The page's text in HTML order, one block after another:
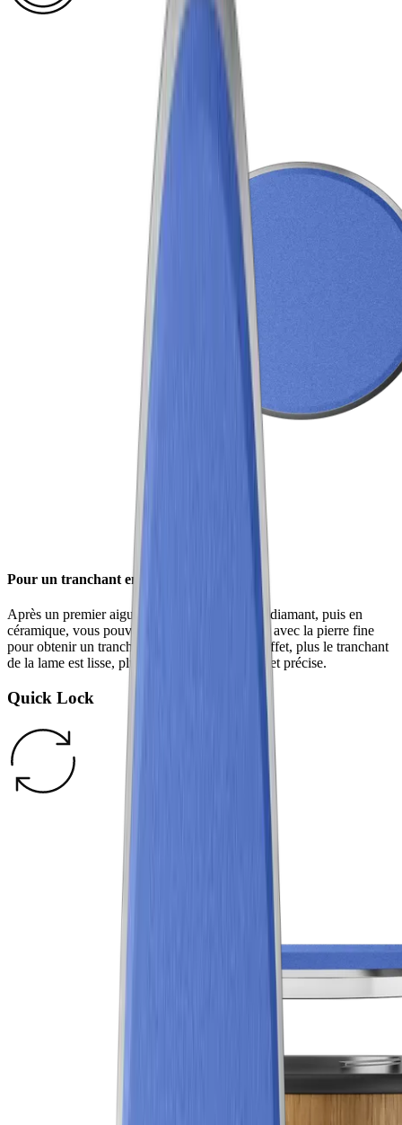
Pour un tranchant encore plus fin
Après un premier aiguisage avec la surface en diamant, puis en
céramique, vous pouvez procéder à l'aiguisage avec la pierre fine
pour obtenir un tranchant encore plus fin. En effet, plus le tranchant
de la lame est lisse, plus la découpe sera facile et précise.
Quick Lock